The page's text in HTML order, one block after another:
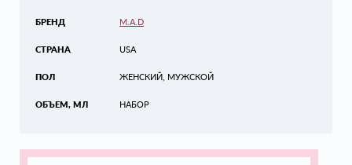
БРЕНД
СТРАНА
ПОЛ
ОБЪЕМ, МЛ
M.A.D
USA
ЖЕНСКИЙ, МУЖСКОЙ
НАБОР